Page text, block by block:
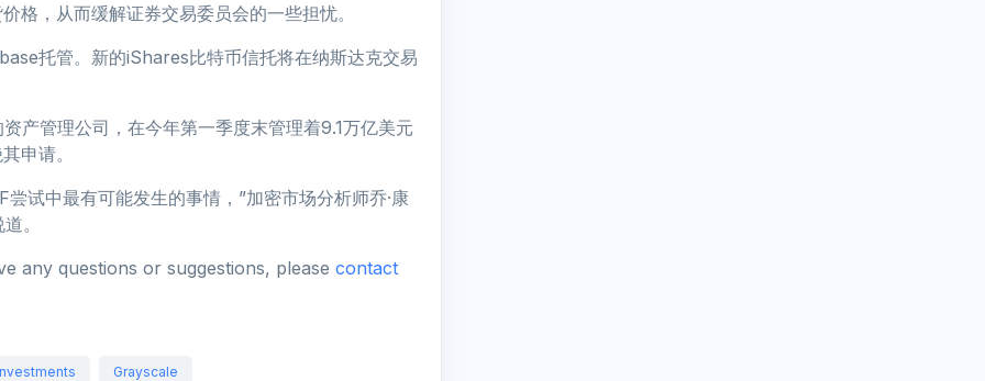
格，从而缓解证券交易委员会的一些担忧。
托管。新的iShares比特币信托将在纳斯达克交易
产管理公司，在今年第一季度末管理着9.1万亿美元
申请。
试中最有可能发生的事情，”加密市场分析师乔·康
。
any questions or suggestions, please contact
Grayscale